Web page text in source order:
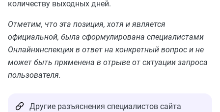
количеству выходных дней.
Отметим, что эта позиция, хотя и является
официальной, была сформулирована специалистами
Онлайнинспекции в ответ на конкретный вопрос и не
может быть применена в отрыве от ситуации запроса
пользователя.
Другие разъяснения специалистов сайта